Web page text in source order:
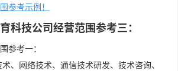
参考示例！
科技公司经营范围参考三：
参考一：
、网络技术、通信技术研发、技术咨询、